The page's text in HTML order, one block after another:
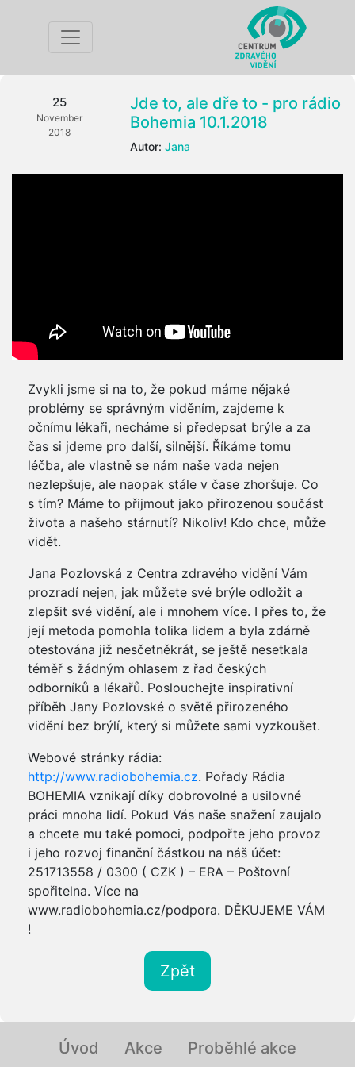
25
November
2018
Jde to, ale dře to - pro rádio
Bohemia 10.1.2018
Autor:Jana
Zvykli jsme si na to, že pokud máme nějaké
problémy se správným viděním, zajdeme k
očnímu lékaři, necháme si předepsat brýle a za
čas si jdeme pro další, silnější. Říkáme tomu
léčba, ale vlastně se nám naše vada nejen
nezlepšuje, ale naopak stále v čase zhoršuje. Co
s tím? Máme to přijmout jako přirozenou součást
života a našeho stárnutí? Nikoliv! Kdo chce, může
vidět.
Jana Pozlovská z Centra zdravého vidění Vám
prozradí nejen, jak můžete své brýle odložit a
zlepšit své vidění, ale i mnohem více. I přes to, že
její metoda pomohla tolika lidem a byla zdárně
otestována již nesčetněkrát, se ještě nesetkala
téměř s žádným ohlasem z řad českých
odborníků a lékařů. Poslouchejte inspirativní
příběh Jany Pozlovské o světě přirozeného
vidění bez brýlí, který si můžete sami vyzkoušet.
Webové stránky rádia:
http://www.radiobohemia.cz. Pořady Rádia
BOHEMIA vznikají díky dobrovolné a usilovné
práci mnoha lidí. Pokud Vás naše snažení zaujalo
a chcete mu také pomoci, podpořte jeho provoz
i jeho rozvoj finanční částkou na náš účet:
251713558 / 0300 ( CZK ) – ERA – Poštovní
spořitelna. Více na
www.radiobohemia.cz/podpora. DĚKUJEME VÁM
!
Zpět
Úvod Akce Proběhlé akce